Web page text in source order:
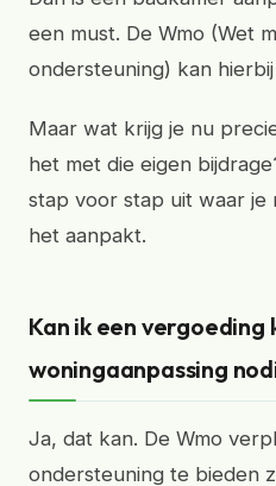
een must. De Wmo (Wet
ondersteuning) kan
Maar wat krijg je nu
het met die eigen
stap voor stap uit waar
het aanpakt.
Kan ik een vergoeding
woningaanpassing
Ja, dat kan. De Wmo
ondersteuning te bieden